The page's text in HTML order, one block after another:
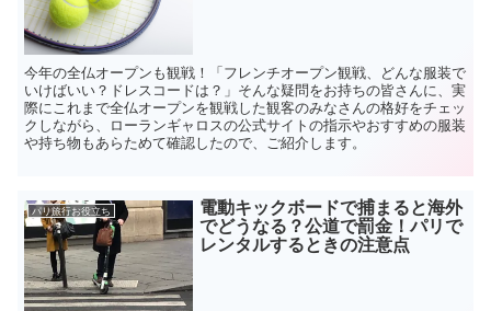
今年の全仏オープンも観戦！「フレンチオープン観戦、どんな服装で
いけばいい？ドレスコードは？」そんな疑問をお持ちの皆さんに、実
際にこれまで全仏オープンを観戦した観客のみなさんの格好をチェッ
クしながら、ローランギャロスの公式サイトの指示やおすすめの服装
や持ち物もあらためて確認したので、ご紹介します。
パリ旅行お役立ち 電動キックボードで捕まると海外
でどうなる？公道で罰金！パリで
レンタルするときの注意点